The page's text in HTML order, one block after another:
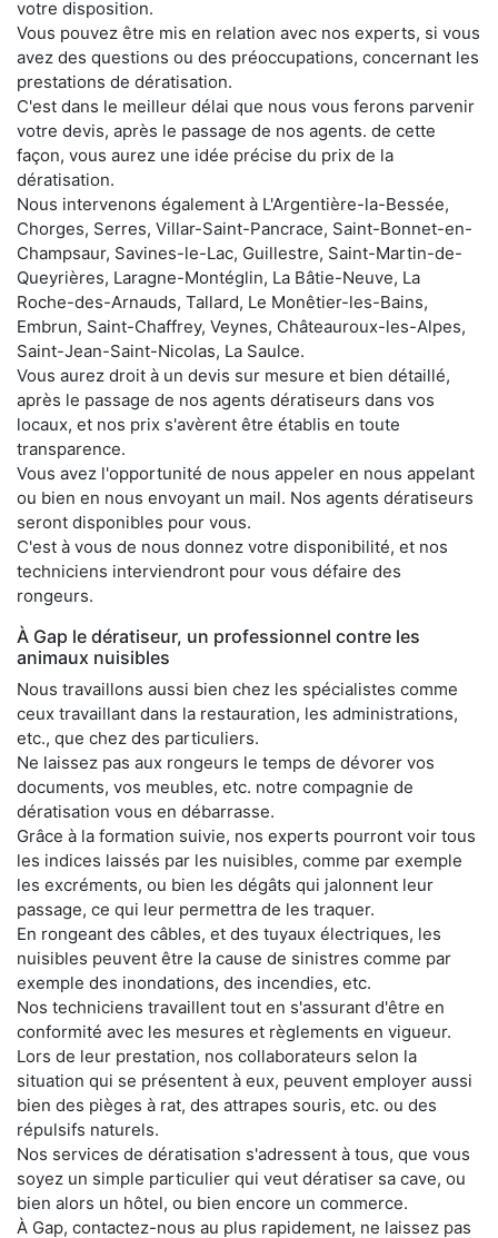
votre disposition.
Vous pouvez être mis en relation avec nos experts, si vous
avez des questions ou des préoccupations, concernant les
prestations de dératisation.
C'est dans le meilleur délai que nous vous ferons parvenir
votre devis, après le passage de nos agents. de cette
façon, vous aurez une idée précise du prix de la
dératisation.
Nous intervenons également à L'Argentière-la-Bessée,
Chorges, Serres, Villar-Saint-Pancrace, Saint-Bonnet-en-
Champsaur, Savines-le-Lac, Guillestre, Saint-Martin-de-
Queyrières, Laragne-Montéglin, La Bâtie-Neuve, La
Roche-des-Arnauds, Tallard, Le Monêtier-les-Bains,
Embrun, Saint-Chaffrey, Veynes, Châteauroux-les-Alpes,
Saint-Jean-Saint-Nicolas, La Saulce.
Vous aurez droit à un devis sur mesure et bien détaillé,
après le passage de nos agents dératiseurs dans vos
locaux, et nos prix s'avèrent être établis en toute
transparence.
Vous avez l'opportunité de nous appeler en nous appelant
ou bien en nous envoyant un mail. Nos agents dératiseurs
seront disponibles pour vous.
C'est à vous de nous donnez votre disponibilité, et nos
techniciens interviendront pour vous défaire des
rongeurs.
À Gap le dératiseur, un professionnel contre les
animaux nuisibles
Nous travaillons aussi bien chez les spécialistes comme
ceux travaillant dans la restauration, les administrations,
etc., que chez des particuliers.
Ne laissez pas aux rongeurs le temps de dévorer vos
documents, vos meubles, etc. notre compagnie de
dératisation vous en débarrasse.
Grâce à la formation suivie, nos experts pourront voir tous
les indices laissés par les nuisibles, comme par exemple
les excréments, ou bien les dégâts qui jalonnent leur
passage, ce qui leur permettra de les traquer.
En rongeant des câbles, et des tuyaux électriques, les
nuisibles peuvent être la cause de sinistres comme par
exemple des inondations, des incendies, etc.
Nos techniciens travaillent tout en s'assurant d'être en
conformité avec les mesures et règlements en vigueur.
Lors de leur prestation, nos collaborateurs selon la
situation qui se présentent à eux, peuvent employer aussi
bien des pièges à rat, des attrapes souris, etc. ou des
répulsifs naturels.
Nos services de dératisation s'adressent à tous, que vous
soyez un simple particulier qui veut dératiser sa cave, ou
bien alors un hôtel, ou bien encore un commerce.
À Gap, contactez-nous au plus rapidement, ne laissez pas